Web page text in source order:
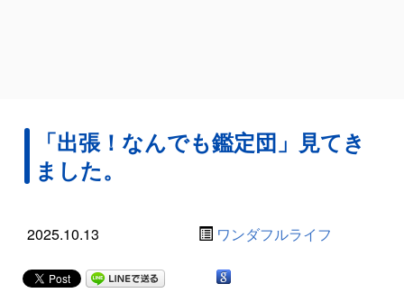
「出張！なんでも鑑定団」見てき
ました。
2025.10.13 ワンダフルライフ